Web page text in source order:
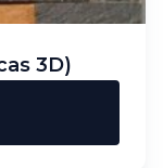
3D)